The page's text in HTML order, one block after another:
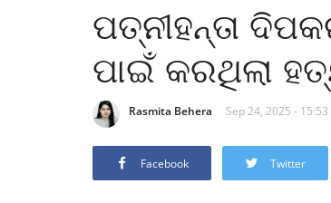
ପତ୍ନୀହନ୍ତା
ପାଇଁ କରଥିଲା
Rasmita Behera Sep 24, 2025 - 15:53
Facebook Twitter